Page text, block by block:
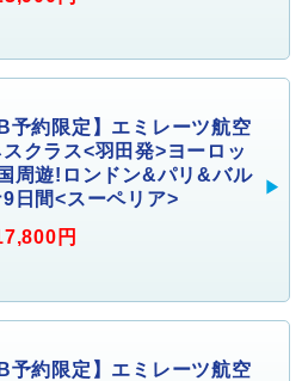
予約限定】エミレーツ航空
スクラス<羽田発>ヨーロッ
周遊!ロンドン&パリ&バル
9日間<スーペリア>
円
予約限定】エミレーツ航空